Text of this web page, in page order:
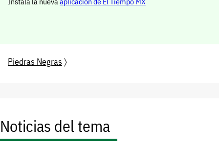
Piedras Negras 〉
Noticias del tema